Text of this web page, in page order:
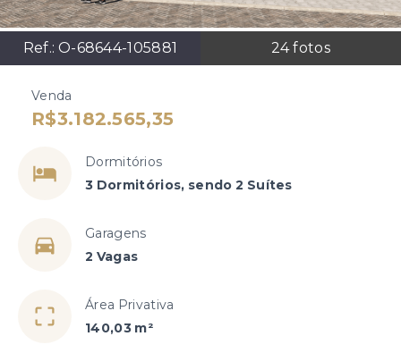
Ref.: O-68644-105881 24fotos
Venda
R$3.182.565,35
Dormitórios
3 Dormitórios, sendo 2 Suítes
Garagens
2 Vagas
Área Privativa
140,03 m²